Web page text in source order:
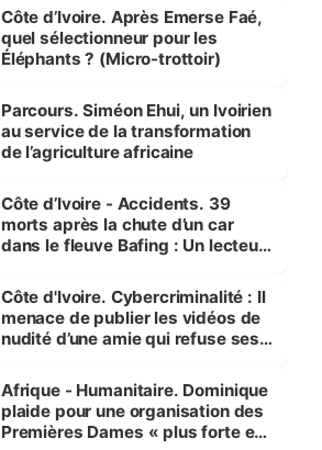
Côte d’Ivoire. Après Emerse Faé,
quel sélectionneur pour les
Éléphants ? (Micro-trottoir)
Parcours. Siméon Ehui, un Ivoirien
au service de la transformation
de l’agriculture africaine
Côte d’Ivoire - Accidents. 39
morts après la chute d’un car
dans le fleuve Bafing : Un lecteur
des Transports
Côte d'Ivoire. Cybercriminalité : Il
menace de publier les vidéos de
nudité d’une amie qui refuse ses
Afrique - Humanitaire. Dominique
plaide pour une organisation des
Premières Dames « plus forte et